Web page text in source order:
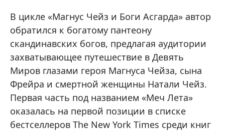
В цикле «Магнус Чейз и Боги Асгарда» автор
обратился к богатому пантеону
скандинавских богов, предлагая аудитории
захватывающее путешествие в Девять
Миров глазами героя Магнуса Чейза, сына
Фрейра и смертной женщины Натали Чейз.
Первая часть под названием «Меч Лета»
оказалась на первой позиции в списке
бестселлеров The New York Times среди книг